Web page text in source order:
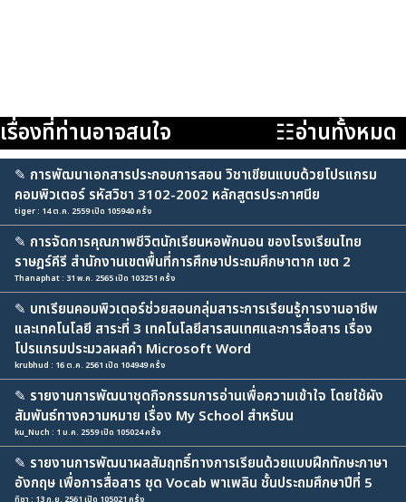
เรื่องที่ท่านอาจสนใจ ☷อ่านทั้งหมด
✎ การพัฒนาเอกสารประกอบการสอน วิชาเขียนแบบด้วยโปรแกรม
คอมพิวเตอร์ รหัสวิชา 3102-2002 หลักสูตรประกาศนีย
tiger : 14 ต.ค. 2559 เปิด 105940 ครั้ง
✎ การจัดการคุณภาพชีวิตนักเรียนหอพักนอน ของโรงเรียนไทย
ราษฎร์คีรี สำนักงานเขตพื้นที่การศึกษาประถมศึกษาตาก เขต 2
Thanaphat : 31 พ.ค. 2565 เปิด 103251 ครั้ง
✎ บทเรียนคอมพิวเตอร์ช่วยสอนกลุ่มสาระการเรียนรู้การงานอาชีพ
และเทคโนโลยี สาระที่ 3 เทคโนโลยีสารสนเทศและการสื่อสาร เรื่อง
โปรแกรมประมวลผลคำ Microsoft Word
krubhud : 16 ต.ค. 2561 เปิด 104949 ครั้ง
✎ รายงานการพัฒนาชุดกิจกรรมการอ่านเพื่อความเข้าใจ โดยใช้ผัง
สัมพันธ์ทางความหมาย เรื่อง My School สำหรับน
ku_Nuch : 1 ม.ค. 2559 เปิด 105024 ครั้ง
✎ รายงานการพัฒนาผลสัมฤทธิ์ทางการเรียนด้วยแบบฝึกทักษะภาษา
อังกฤษ เพื่อการสื่อสาร ชุด Vocab พาเพลิน ชั้นประถมศึกษาปีที่ 5